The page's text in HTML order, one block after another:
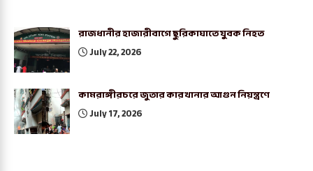
রাজধানীর হাজারীবাগে ছুরিকাঘাতে যুবক নিহত
July 22, 2026
কামরাঙ্গীরচরে জুতার কারখানার আগুন নিয়ন্ত্রণে
July 17, 2026